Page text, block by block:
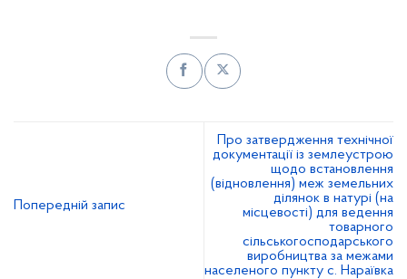
Попередній запис
Про затвердження технічної
документації із землеустрою
щодо встановлення
(відновлення) меж земельних
ділянок в натурі (на
місцевості) для ведення
товарного
сільськогосподарського
виробництва за межами
населеного пункту с. Нараївка